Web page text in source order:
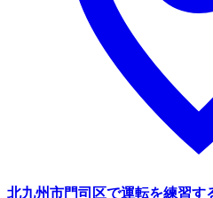
北九州市門司区で運転を練習す